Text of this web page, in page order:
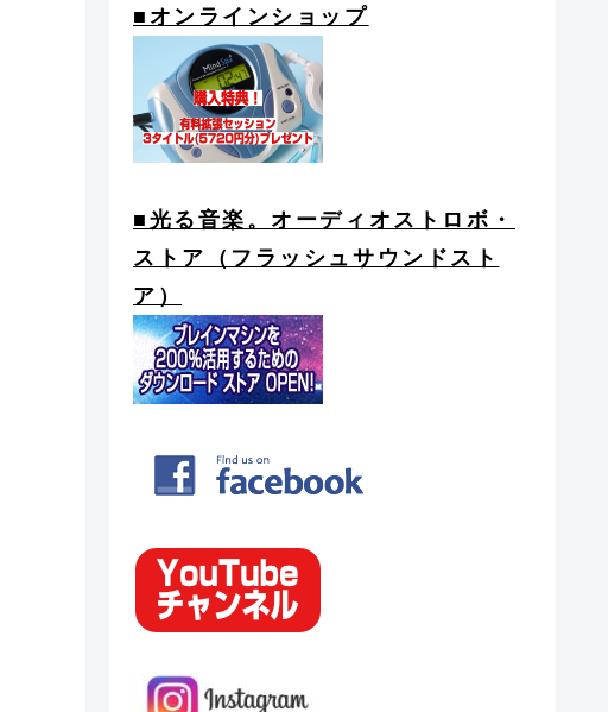
■オンラインショップ
■光る音楽。オーディオストロボ・
ストア（フラッシュサウンドスト
ア）